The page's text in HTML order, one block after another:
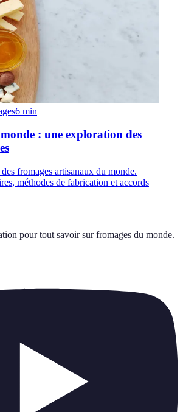
6 min
: une exploration des
fromages artisanaux du monde.
méthodes de fabrication et accords
pour tout savoir sur fromages du monde.